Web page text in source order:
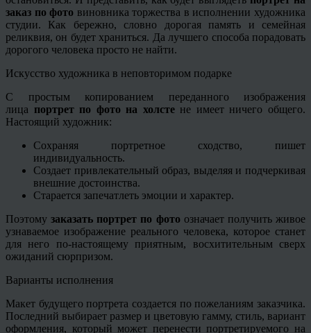
заказ по фото виновника торжества в исполнении художника
студии. Как бережно, словно дорогая память и семейная
реликвия, он будет храниться. Да лучшего способа порадовать
дорогого человека просто не найти.
Искусство художника в неповторимом подарке
С простым копированием переданного изображения
лица портрет по фото на холстене имеет ничего общего.
Настоящий художник:
Сохраняя портретное сходство, пишет
индивидуальность.
Создает привлекательный образ, выделяя и подчеркивая
внешние достоинства.
Старается запечатлеть эмоции и характер.
Поэтомузаказать портрет по фотоозначает получить живое
узнаваемое изображение реального человека, которое станет
для него по-настоящему приятным, восхитительным сверх
ожиданий сюрпризом.
Варианты исполнения
Макет будущего портрета создается по пожеланиям заказчика.
Последний выбирает размер и цветовую гамму, стиль, вариант
оформления, который может перенести портретируемого на